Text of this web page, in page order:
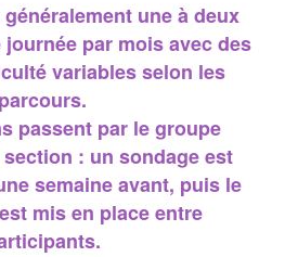
une à deux
journée par mois avec des
variables selon les
parcours.
passent par le groupe
: un sondage est
semaine avant, puis le
mis en place entre